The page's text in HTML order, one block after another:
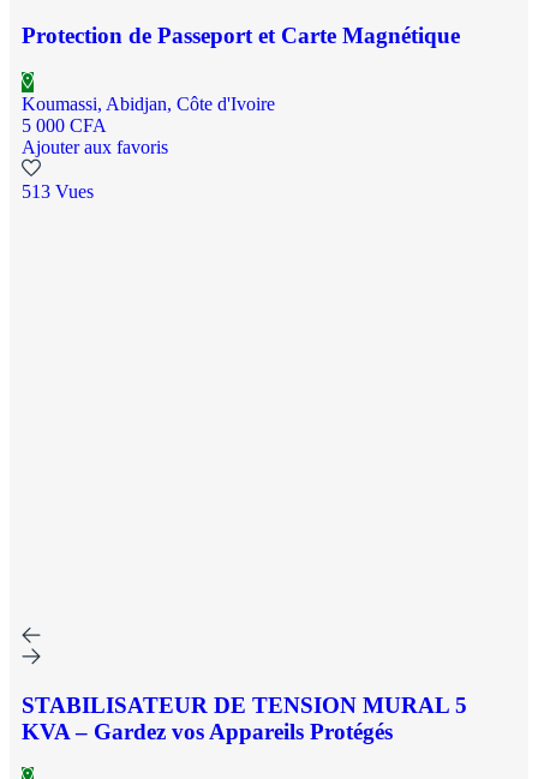
Protection de Passeport et Carte Magnétique
Koumassi, Abidjan, Côte d'Ivoire
5 000 CFA
Ajouter aux favoris
513 Vues
STABILISATEUR DE TENSION MURAL 5
KVA – Gardez vos Appareils Protégés